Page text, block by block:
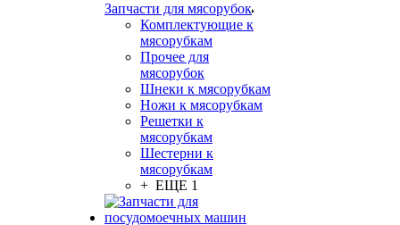
Запчасти для мясорубок
Комплектующие к
мясорубкам
Прочее для
мясорубок
Шнеки к мясорубкам
Ножи к мясорубкам
Решетки к
мясорубкам
Шестерни к
мясорубкам
+ ЕЩЕ 1